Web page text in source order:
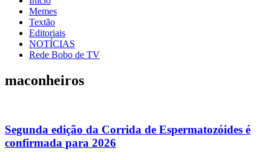
Memes
Textão
Editoriais
NOTÍCIAS
Rede Bobo de TV
maconheiros
Segunda edição da Corrida de Espermatozóides é
confirmada para 2026